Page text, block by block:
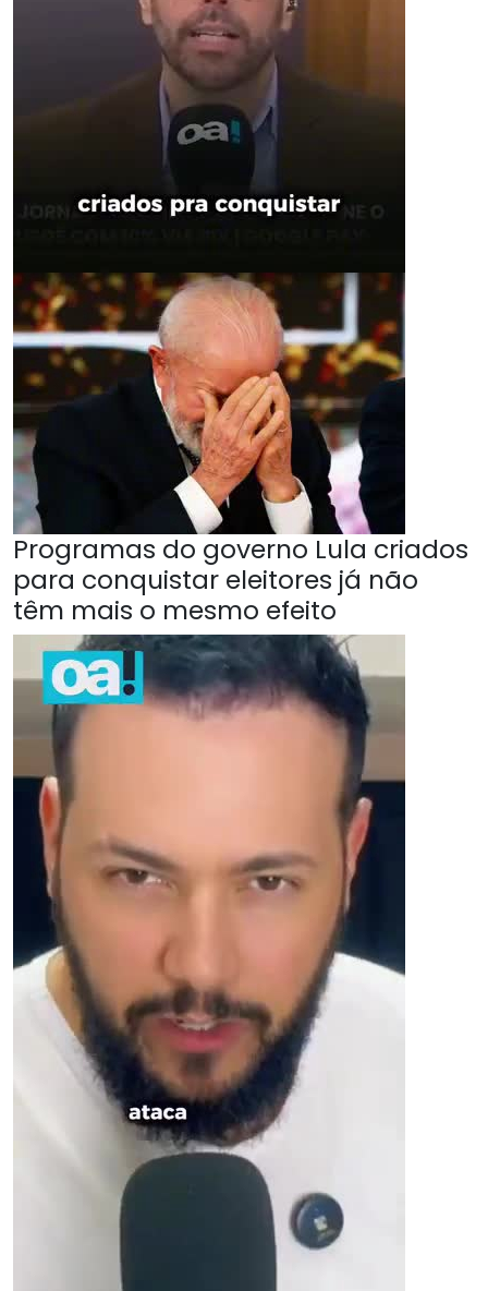
Programas do governo Lula criados
para conquistar eleitores já não
têm mais o mesmo efeito